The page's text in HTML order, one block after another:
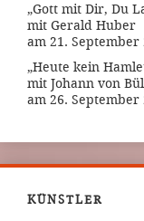
„Gott mit Dir, Du
mit Gerald Huber
am 21. September
„Heute kein
mit Johann von
am 26. September
KÜNSTLER